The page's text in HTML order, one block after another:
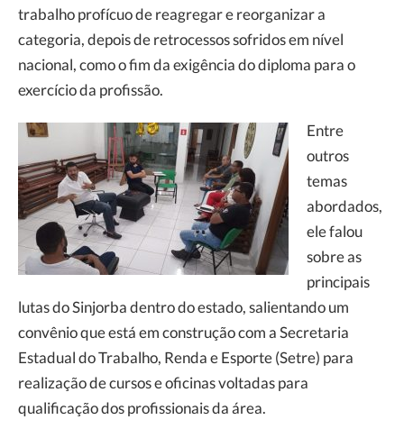
trabalho profícuo de reagregar e reorganizar a
categoria, depois de retrocessos sofridos em nível
nacional, como o fim da exigência do diploma para o
exercício da profissão.
Entre
outros
temas
abordados,
ele falou
sobre as
principais
lutas do Sinjorba dentro do estado, salientando um
convênio que está em construção com a Secretaria
Estadual do Trabalho, Renda e Esporte (Setre) para
realização de cursos e oficinas voltadas para
qualificação dos profissionais da área.